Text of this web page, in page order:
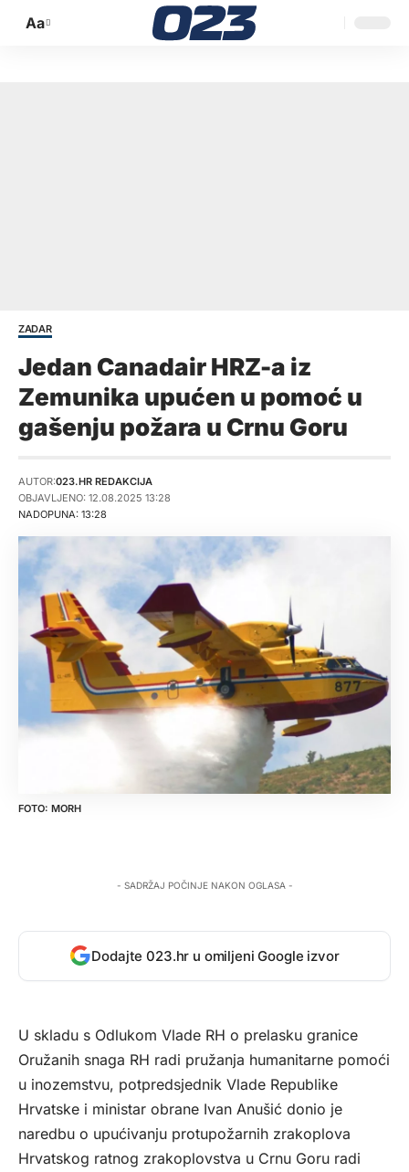
Promijeni
Aa
ZADAR
Jedan Canadair HRZ-a iz
Zemunika upućen u pomoć u
gašenju požara u Crnu Goru
NADOPUNA: 13:28
AUTOR:023.HR REDAKCIJA
OBJAVLJENO: 12.08.2025 13:28
MORH
- SADRŽAJ POČINJE NAKON OGLASA -
Dodajte 023.hr u omiljeni Google izvor
U skladu s Odlukom Vlade RH o prelasku granice
Oružanih snaga RH radi pružanja humanitarne pomoći
u inozemstvu, potpredsjednik Vlade Republike
Hrvatske i ministar obrane Ivan Anušić donio je
naredbu o upućivanju protupožarnih zrakoplova
Hrvatskog ratnog zrakoplovstva u Crnu Goru radi